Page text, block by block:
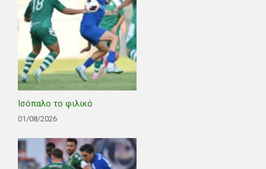
Ισόπαλο το φιλικό
01/08/2026